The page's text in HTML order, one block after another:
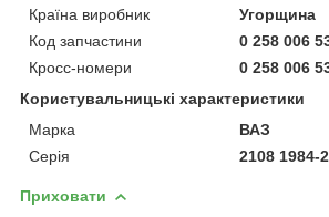
Країна виробник
Угорщина
Код запчастини
0 258 006
Кросс-номери
0 258 006
Користувальницькі характеристики
Марка
ВАЗ
Серія
2108 1984-
Приховати